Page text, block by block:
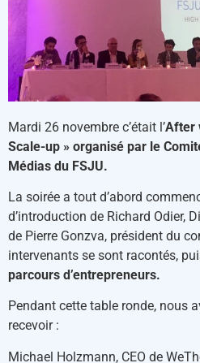
Mardi 26 novembre c’était l’After
Scale-up » organisé par le
Médias du FSJU.
La soirée a tout d’abord
d’introduction de Richard Odier,
de Pierre Gonzva, président du
intervenants se sont racontés,
parcours d’entrepreneurs.
Pendant cette table ronde, nous
recevoir :
Michael Holzmann, CEO de